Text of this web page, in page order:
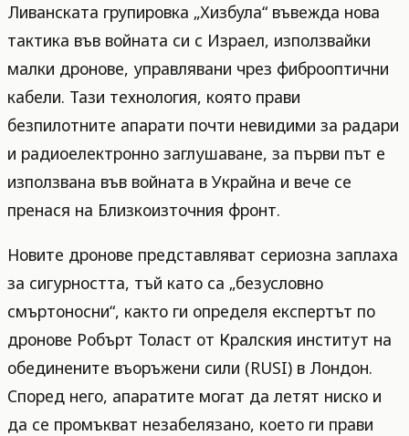
Ливанската групировка „Хизбула“ въвежда нова
тактика във войната си с Израел, използвайки
малки дронове, управлявани чрез фиброоптични
кабели. Тази технология, която прави
безпилотните апарати почти невидими за радари
и радиоелектронно заглушаване, за първи път е
използвана във войната в Украйна и вече се
пренася на Близкоизточния фронт.
Новите дронове представляват сериозна заплаха
за сигурността, тъй като са „безусловно
смъртоносни“, както ги определя експертът по
дронове Робърт Толаст от Кралския институт на
обединените въоръжени сили (RUSI) в Лондон.
Според него, апаратите могат да летят ниско и
да се промъкват незабелязано, което ги прави